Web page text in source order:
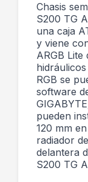
Chasis
S200 TG
una caja
y viene
ARGB Lite
RGB se
software
pueden
120 mm
radiador
delantera
S200 TG